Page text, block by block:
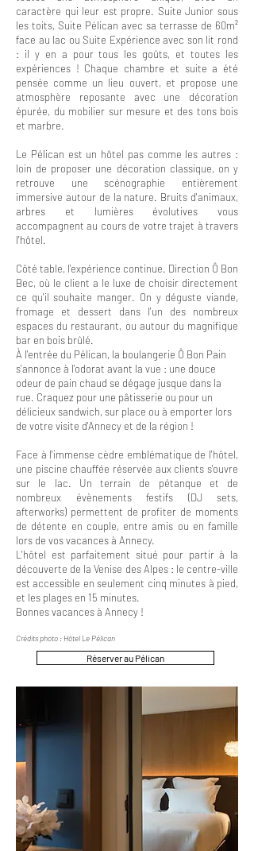
caractère qui leur est propre. Suite Junior sous
les toits, Suite Pélican avec sa terrasse de 60m²
face au lac ou Suite Expérience avec son lit rond
: il y en a pour tous les goûts, et toutes les
expériences ! Chaque chambre et suite a été
pensée comme un lieu ouvert, et propose une
atmosphère reposante avec une décoration
épurée, du mobilier sur mesure et des tons bois
et marbre.
Le Pélican est un hôtel pas comme les autres :
loin de proposer une décoration classique, on y
retrouve une scénographie entièrement
immersive autour de la nature. Bruits d'animaux,
arbres et lumières évolutives vous
accompagnent au cours de votre trajet à travers
l'hôtel.
Côté table, l'expérience continue. Direction Ô Bon
Bec, où le client a le luxe de choisir directement
ce qu'il souhaite manger. On y déguste viande,
fromage et dessert dans l'un des nombreux
espaces du restaurant, ou autour du magnifique
bar en bois brûlé.
À l'entrée du Pélican, la boulangerie Ô Bon Pain
s'annonce à l'odorat avant la vue : une douce
odeur de pain chaud se dégage jusque dans la
rue. Craquez pour une pâtisserie ou pour un
délicieux sandwich, sur place ou à emporter lors
de votre visite d'Annecy et de la région !
Face à l'immense cèdre emblématique de l'hôtel,
une piscine chauffée réservée aux clients s'ouvre
sur le lac. Un terrain de pétanque et de
nombreux évènements festifs (DJ sets,
afterworks) permettent de profiter de moments
de détente en couple, entre amis ou en famille
lors de vos vacances à Annecy.
L'hôtel est parfaitement situé pour partir à la
découverte de la Venise des Alpes : le centre-ville
est accessible en seulement cinq minutes à pied,
et les plages en 15 minutes.
Bonnes vacances à Annecy !
Crédits photo : Hôtel Le Pélican
Réserver au Pélican